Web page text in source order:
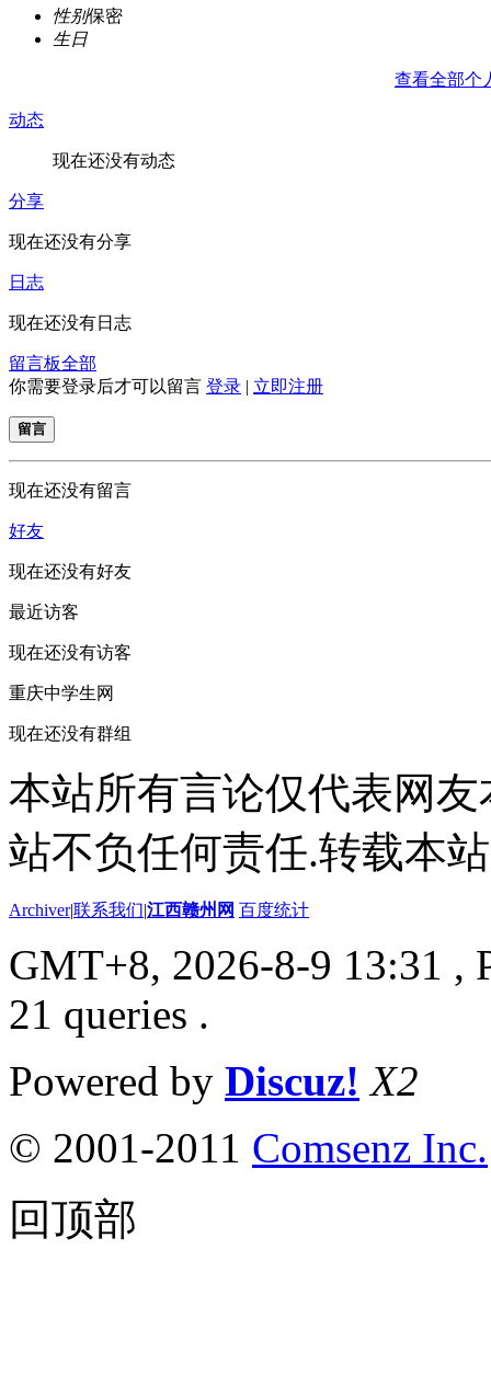
性别保密
生日
查看全部个
动态
现在还没有动态
分享
现在还没有分享
日志
现在还没有日志
留言板全部
你需要登录后才可以留言 登录 | 立即注册
留言
现在还没有留言
好友
现在还没有好友
最近访客
现在还没有访客
重庆中学生网
现在还没有群组
本站所有言论仅代表网
站不负任何责任.转载本
Archiver|联系我们|江西赣州网 百度统计
GMT+8, 2026-8-9 13:31 ,
21 queries .
Powered by Discuz! X2
© 2001-2011 Comsenz Inc.
回顶部